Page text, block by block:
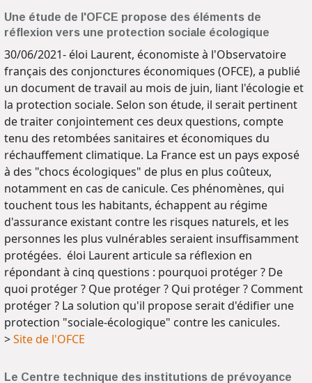
Une étude de l'OFCE propose des éléments de
réflexion vers une protection sociale écologique
30/06/2021- éloi Laurent, économiste à l'Observatoire
français des conjonctures économiques (OFCE), a publié
un document de travail au mois de juin, liant l'écologie et
la protection sociale. Selon son étude, il serait pertinent
de traiter conjointement ces deux questions, compte
tenu des retombées sanitaires et économiques du
réchauffement climatique. La France est un pays exposé
à des "chocs écologiques" de plus en plus coûteux,
notamment en cas de canicule. Ces phénomènes, qui
touchent tous les habitants, échappent au régime
d'assurance existant contre les risques naturels, et les
personnes les plus vulnérables seraient insuffisamment
protégées. éloi Laurent articule sa réflexion en
répondant à cinq questions : pourquoi protéger ? De
quoi protéger ? Que protéger ? Qui protéger ? Comment
protéger ? La solution qu'il propose serait d'édifier une
protection "sociale-écologique" contre les canicules.
>Site de l'OFCE
Le Centre technique des institutions de prévoyance